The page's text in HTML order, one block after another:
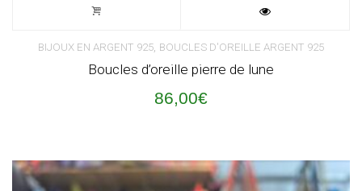
BIJOUX EN ARGENT 925, BOUCLES D'OREILLE ARGENT 925
Boucles d’oreille pierre de lune
86,00€